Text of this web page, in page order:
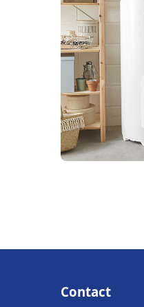
Contact